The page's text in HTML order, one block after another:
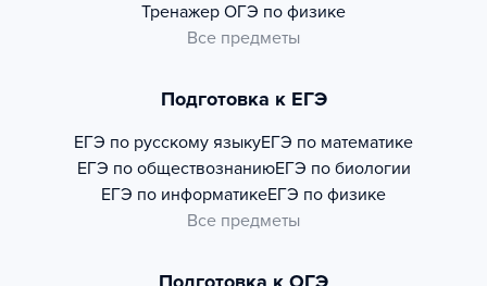
Тренажер ОГЭ по физике
Все предметы
Подготовка к ЕГЭ
ЕГЭ по русскому языкуЕГЭ по математике
ЕГЭ по обществознаниюЕГЭ по биологии
ЕГЭ по информатикеЕГЭ по физике
Все предметы